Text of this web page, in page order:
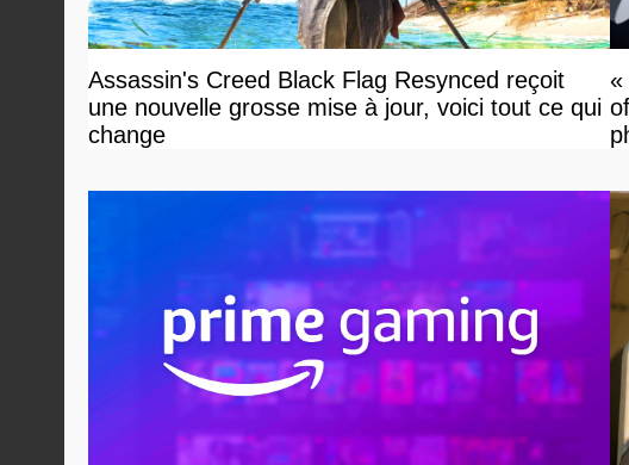
Assassin's Creed Black Flag Resynced reçoit
une nouvelle grosse mise à jour, voici tout ce qui
change
«